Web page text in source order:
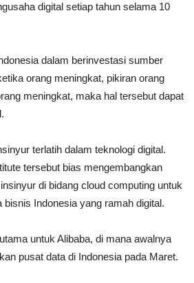
digital setiap tahun selama 10
dalam berinvestasi sumber
orang meningkat, pikiran orang
meningkat, maka hal tersebut dapat
terlatih dalam teknologi digital.
tersebut bias mengembangkan
di bidang cloud computing untuk
Indonesia yang ramah digital.
untuk Alibaba, di mana awalnya
pusat data di Indonesia pada Maret.